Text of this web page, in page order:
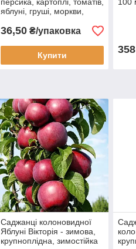
яблуні, груші, моркви,
36,50₴/упаковка
Купити 358
Саджанці колоновидної
Яблуні Вікторія - зимова,
крупноплідна, зимостійка